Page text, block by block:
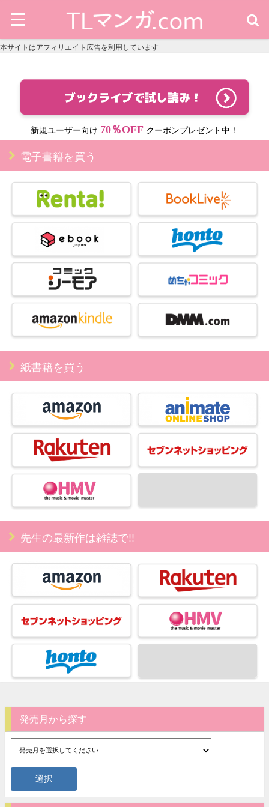
本サイトはアフィリエイト広告を利用しています
新規ユーザー向け 70％OFF クーポンプレゼント中！
電子書籍を買う
紙書籍を買う
先生の最新作は雑誌で!!
発売月から探す